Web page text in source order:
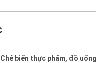
Chế biến thực phẩm, đồ uống